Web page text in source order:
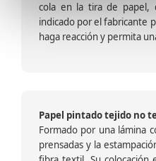
cola en la tira de papel,
indicado por el fabricante
haga reacción y permita
Papel pintado tejido no
Formado por una lámina
prensadas y la